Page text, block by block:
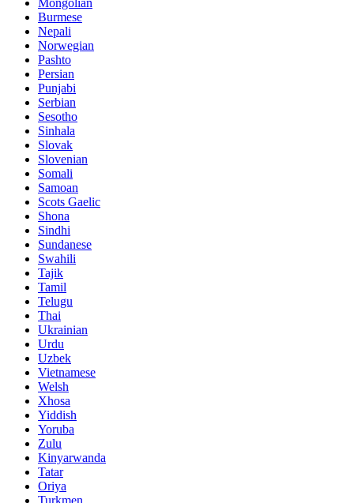
Mongolian
Burmese
Nepali
Norwegian
Pashto
Persian
Punjabi
Serbian
Sesotho
Sinhala
Slovak
Slovenian
Somali
Samoan
Scots Gaelic
Shona
Sindhi
Sundanese
Swahili
Tajik
Tamil
Telugu
Thai
Ukrainian
Urdu
Uzbek
Vietnamese
Welsh
Xhosa
Yiddish
Yoruba
Zulu
Kinyarwanda
Tatar
Oriya